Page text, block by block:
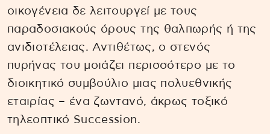
οικογένεια δε λειτουργεί με τους
παραδοσιακούς όρους της θαλπωρής ή της
ανιδιοτέλειας. Αντιθέτως, ο στενός
πυρήνας του μοιάζει περισσότερο με το
διοικητικό συμβούλιο μιας πολυεθνικής
εταιρίας – ένα ζωντανό, άκρως τοξικό
τηλεοπτικό Succession.